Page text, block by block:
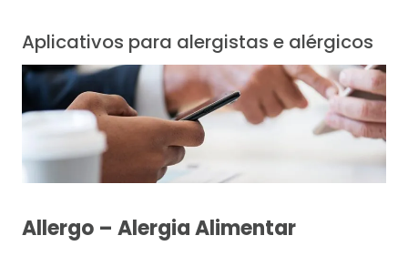
Aplicativos para alergistas e alérgicos
Allergo – Alergia Alimentar